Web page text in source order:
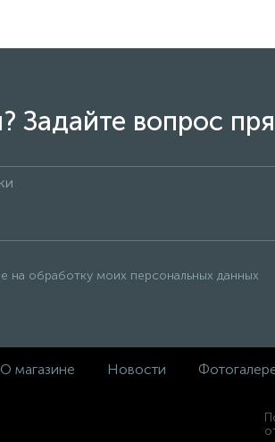
Задайте вопрос
на обработку моих персональных данных
О магазине Новости